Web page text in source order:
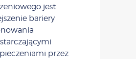
jest
bariery
przez